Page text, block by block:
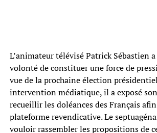
L’animateur télévisé Patrick Sébastien
volonté de constituer une force de
vue de la prochaine élection
intervention médiatique, il a exposé
recueillir les doléances des Français
plateforme revendicative. Le
vouloir rassembler les propositions de